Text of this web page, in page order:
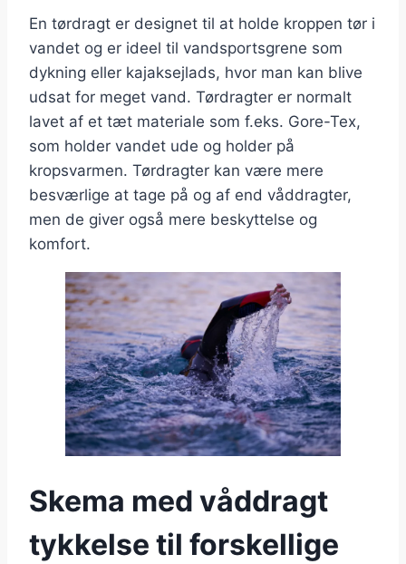
En tørdragt er designet til at holde kroppen tør i
vandet og er ideel til vandsportsgrene som
dykning eller kajaksejlads, hvor man kan blive
udsat for meget vand. Tørdragter er normalt
lavet af et tæt materiale som f.eks. Gore-Tex,
som holder vandet ude og holder på
kropsvarmen. Tørdragter kan være mere
besværlige at tage på og af end våddragter,
men de giver også mere beskyttelse og
komfort.
Skema med våddragt
tykkelse til forskellige